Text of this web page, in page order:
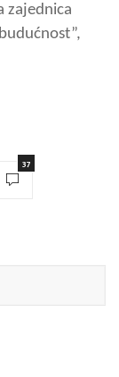
zajednica
37